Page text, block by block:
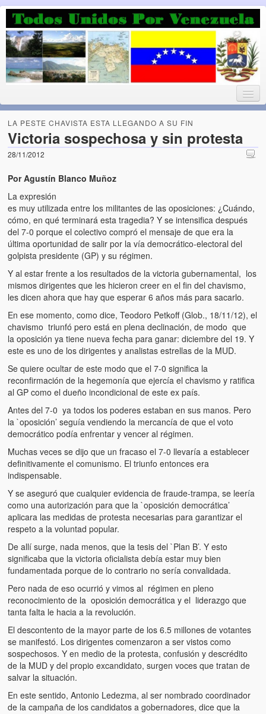
Luchando por la Democracia
Fuera el chavismo, la peor peste que le ha caido a esta tierra
Home
¡Bienvenido!
Todos Unidos por Venezuela te da la bienvenida a éste nuestro
Blog. (Todos Unidos por Venezuela welcomes you to our Blog)
Acerca de este blog (About this Blog)
Artículos
El Tipo y los Rojos en Los Teques (The Jerk and the Reds in
Teques)
Hablé con Chavistas (I spoke with chavistas)
La burla del Chavez “tan amante de los niños” (The mockery of
Chavez “such a children lover”)
Los niños de las calles de Venezuela (Children of the streets of
Luis y El Mono… en armas (Luis and El Mono… armed)
Puente Llaguno, Miraflores… ¿y Lina?
Radio Emisoras y canales de televisión clausurados por el
Victimas del 11 de abril de 2002
Víctimas del régimen dictatorial de Chávez desde que tomó el
poder hasta el 31 de diciembre de 2009
Víctimas inocentes de la violencia castrista del 4 de Febrero de
1992
¡¡¡Miserable traidor, mira a tu pueblo!!! (Despicable traitor, look
your country!!!)
Fotos
Versos
Cuentos
LA PESTE CHAVISTA ESTA LLEGANDO A SU FIN
Victoria sospechosa y sin protesta
28/11/2012
Por Agustín Blanco Muñoz
La expresión
es muy utilizada entre los militantes de las oposiciones: ¿Cuándo,
cómo, en qué terminará esta tragedia? Y se intensifica después
del 7-0 porque el colectivo compró el mensaje de que era la
última oportunidad de salir por la vía democrático-electoral del
golpista presidente (GP) y su régimen.
Y al estar frente a los resultados de la victoria gubernamental, los
mismos dirigentes que les hicieron creer en el fin del chavismo,
les dicen ahora que hay que esperar 6 años más para sacarlo.
En ese momento, como dice, Teodoro Petkoff (Glob., 18/11/12), el
chavismo triunfó pero está en plena declinación, de modo que
la oposición ya tiene nueva fecha para ganar: diciembre del 19. Y
este es uno de los dirigentes y analistas estrellas de la MUD.
Se quiere ocultar de este modo que el 7-0 significa la
reconfirmación de la hegemonía que ejercía el chavismo y ratifica
al GP como el dueño incondicional de este ex país.
Antes del 7-0 ya todos los poderes estaban en sus manos. Pero
la `oposición’ seguía vendiendo la mercancía de que el voto
democrático podía enfrentar y vencer al régimen.
Muchas veces se dijo que un fracaso el 7-0 llevaría a establecer
definitivamente el comunismo. El triunfo entonces era
indispensable.
Y se aseguró que cualquier evidencia de fraude-trampa, se leería
como una autorización para que la `oposición democrática’
aplicara las medidas de protesta necesarias para garantizar el
respeto a la voluntad popular.
De allí surge, nada menos, que la tesis del `Plan B’. Y esto
significaba que la victoria oficialista debía estar muy bien
fundamentada porque de lo contrario no sería convalidada.
Pero nada de eso ocurrió y vimos al régimen en pleno
reconocimiento de la oposición democrática y el liderazgo que
tanta falta le hacia a la revolución.
El descontento de la mayor parte de los 6.5 millones de votantes
se manifestó. Los dirigentes comenzaron a ser vistos como
sospechosos. Y en medio de la protesta, confusión y descrédito
de la MUD y del propio excandidato, surgen voces que tratan de
salvar la situación.
En este sentido, Antonio Ledezma, al ser nombrado coordinador
de la campaña de los candidatos a gobernadores, dice que la